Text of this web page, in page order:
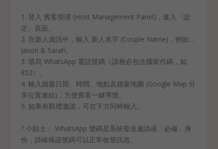
1. 登入 賓客管理 (Host Management Panel)，進入「設
定」頁面。
2. 在新人資訊中，輸入 新人名字 (Couple Name)，例如：
Jason & Sarah。
3. 填寫 WhatsApp 電話號碼（請務必包含國家代碼，如
852）。
4. 輸入婚宴日期、時間、地點及婚宴地圖 (Google Map 分
享位置連結)，方便賓客一鍵導覽。
5. 如果有觀禮邀請，可在下方同時輸入。
? 小貼士： WhatsApp 號碼是系統發送邀請函「必備」身
份，請確保該號碼可以正常收發訊息。